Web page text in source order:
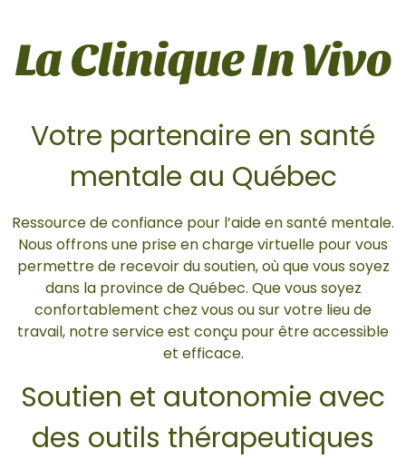
La Clinique In Vivo
Votre partenaire en santé
mentale au Québec
Ressource de confiance pour l’aide en santé mentale.
Nous offrons une prise en charge virtuelle pour vous
permettre de recevoir du soutien, où que vous soyez
dans la province de Québec. Que vous soyez
confortablement chez vous ou sur votre lieu de
travail, notre service est conçu pour être accessible
et efficace.
Soutien et autonomie avec
des outils thérapeutiques